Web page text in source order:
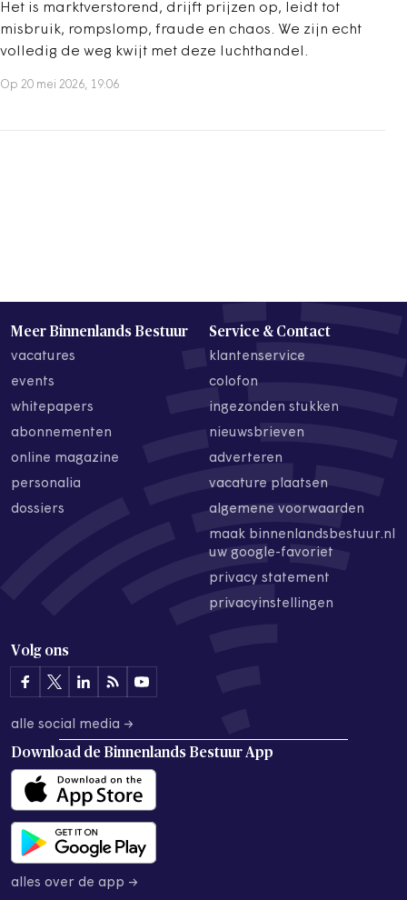
Het is marktverstorend, drijft prijzen op, leidt tot
misbruik, rompslomp, fraude en chaos. We zijn echt
volledig de weg kwijt met deze luchthandel.
Op 20 mei 2026, 19:06
Meer Binnenlands Bestuur
vacatures
events
whitepapers
abonnementen
online magazine
personalia
dossiers
Service & Contact
klantenservice
colofon
ingezonden stukken
nieuwsbrieven
adverteren
vacature plaatsen
algemene voorwaarden
maak binnenlandsbestuur.nl
uw google-favoriet
privacy statement
privacyinstellingen
Volg ons
alle social media →
Download de Binnenlands Bestuur App
alles over de app →